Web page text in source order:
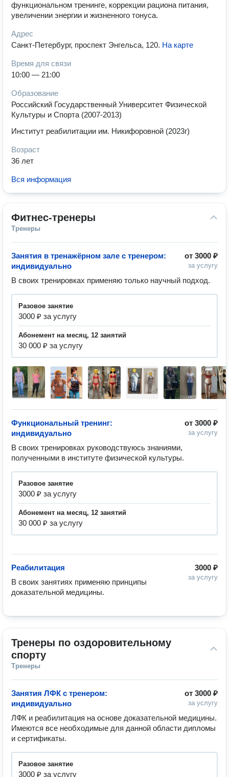
функциональном тренинге, коррекции рациона питания,
увеличении энергии и жизненного тонуса.
Адрес
Санкт-Петербург, проспект Энгельса, 120. На карте
Время для связи
10:00 — 21:00
Образование
Российский Государственный Университет Физической
Культуры и Спорта (2007-2013)
Институт реабилитации им. Никифоровной (2023г)
Возраст
36 лет
Вся информация
Фитнес-тренеры
Тренеры
от 3000 ₽
за услугу
Занятия в тренажёрном зале с тренером:
индивидуально
В своих тренировках применяю только научный подход.
разовое занятие
3000 ₽ за услугу
абонемент на месяц, 12 занятий
30 000 ₽ за услугу
от 3000 ₽
за услугу
Функциональный тренинг:
индивидуально
В своих тренировках руководствуюсь знаниями,
полученными в институте физической культуры.
разовое занятие
3000 ₽ за услугу
абонемент на месяц, 12 занятий
30 000 ₽ за услугу
3000 ₽
за услугу
Реабилитация
В своих занятиях применяю принципы
доказательной медицины.
Тренеры по оздоровительному
спорту
Тренеры
от 3000 ₽
за услугу
Занятия ЛФК с тренером:
индивидуально
ЛФК и реабилитация на основе доказательной медицины.
Имеются все необходимые для данной области дипломы
и сертификаты.
разовое занятие
3000 ₽ за услугу